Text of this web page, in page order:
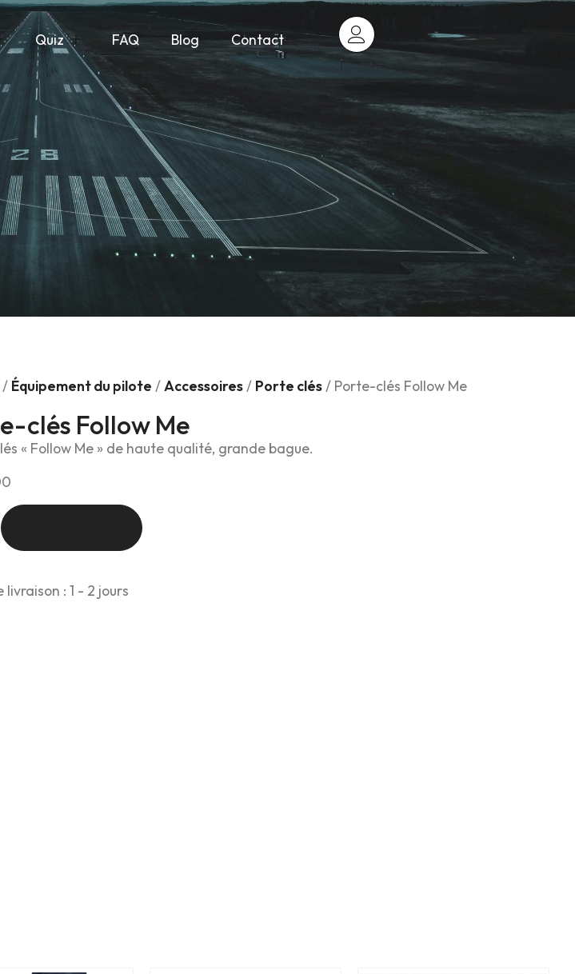
Quiz FAQ Blog Contact
/ Équipement du pilote /Accessoires/ Porte clés/ Porte-clés Follow Me
clés Follow Me
« Follow Me » de haute qualité, grande bague.
livraison : 1 - 2 jours